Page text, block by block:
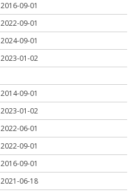
2016-09-01
2022-09-01
2024-09-01
2023-01-02
2014-09-01
2023-01-02
2022-06-01
2022-09-01
2016-09-01
2021-06-18